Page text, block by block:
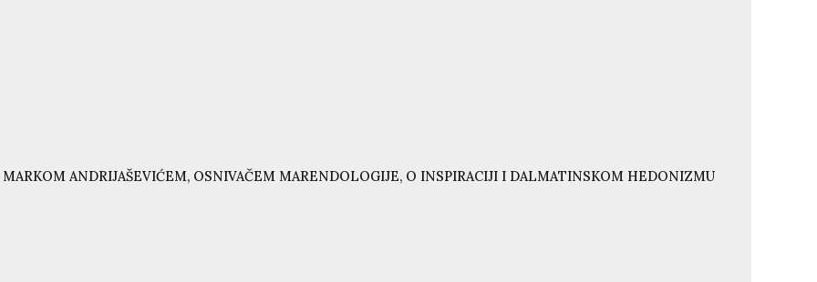
MARKOM ANDRIJAŠEVIĆEM, OSNIVAČEM MARENDOLOGIJE, O INSPIRACIJI I DALMATINSKOM HEDONIZMU